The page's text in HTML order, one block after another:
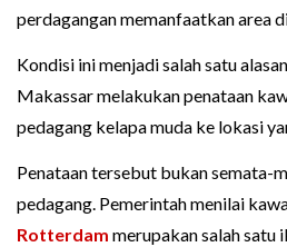
perdagangan memanfaatkan area
Kondisi ini menjadi salah satu
Makassar melakukan penataan
pedagang kelapa muda ke lokasi
Penataan tersebut bukan semata-
pedagang. Pemerintah menilai
Rotterdam merupakan salah satu